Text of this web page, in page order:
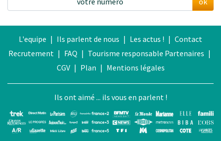
L'equipe | Ils parlent de nous | Les actus ! | Contact
Recrutement | FAQ | Tourisme responsable Partenaires |
CGV | Plan | Mentions légales
Ils ont aimé ... ils vous en parlent !